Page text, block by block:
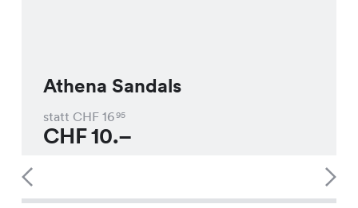
Athena Sandals
statt CHF 1695
CHF10.–